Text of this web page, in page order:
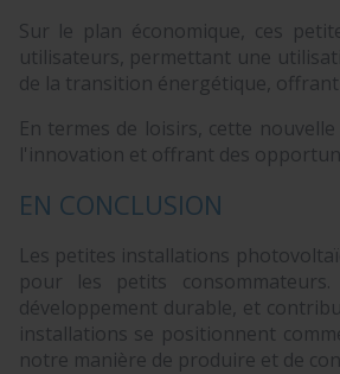
Sur le plan économique, ces
utilisateurs, permettant une
de la transition énergétique,
En termes de loisirs, cette
l'innovation et offrant des
EN CONCLUSION
Les petites installations
pour les petits
développement durable, et
installations se positionnent
notre manière de produire et de